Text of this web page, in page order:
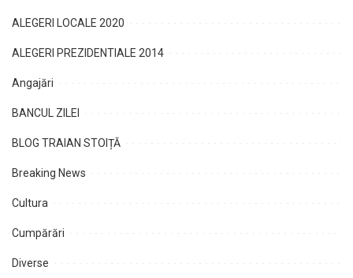
ALEGERI LOCALE 2020
ALEGERI PREZIDENTIALE 2014
Angajări
BANCUL ZILEI
BLOG TRAIAN STOIȚĂ
Breaking News
Cultura
Cumpărări
Diverse